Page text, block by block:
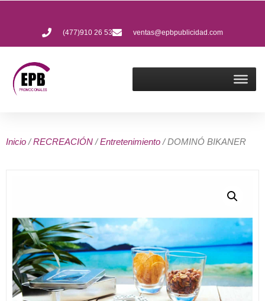
(477)910 26 53 ventas@epbpublicidad.com
Inicio /RECREACIÓN /Entretenimiento / DOMINÓ BIKANER